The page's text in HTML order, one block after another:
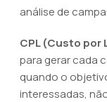
análise de
CPL (Custo por
para gerar cada
quando o
interessadas,